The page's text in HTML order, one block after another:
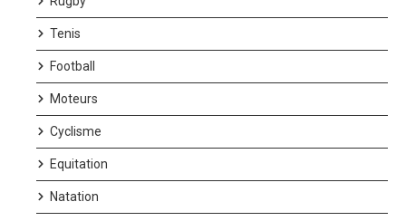
Tenis
Football
Moteurs
Cyclisme
Equitation
Natation